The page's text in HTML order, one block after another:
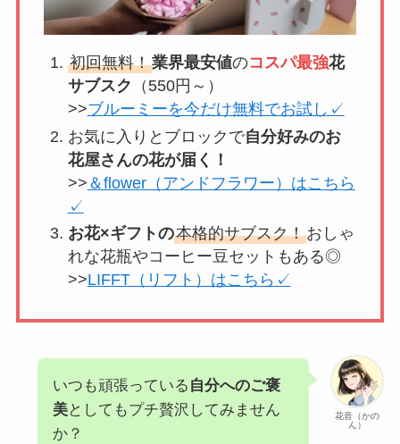
初回無料！業界最安値のコスパ最強花
サブスク （550円～）
>>ブルーミーを今だけ無料でお試し✓
お気に入りとブロックで自分好みのお
花屋さんの花が届く！
>> ＆flower（アンドフラワー）はこちら
✓
お花×ギフトの本格的サブスク！おしゃ
れな花瓶やコーヒー豆セットもある◎
>>LIFFT（リフト）はこちら✓
花音（かの
ん）
いつも頑張っている 自分へのご褒
美としてもプチ贅沢してみません
か？